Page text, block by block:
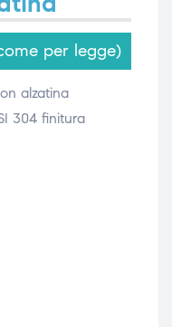
per legge)
alzatina
304 finitura